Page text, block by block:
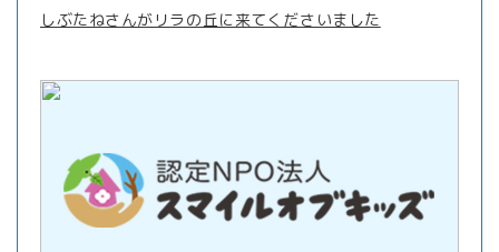
しぶたねさんがリラの丘に来てくださいました